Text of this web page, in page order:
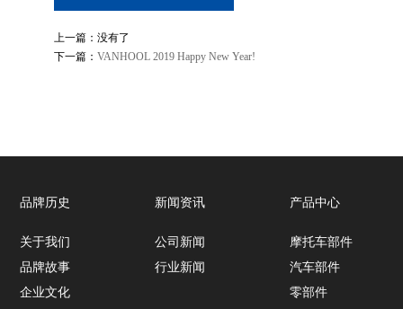
上一篇：没有了
下一篇： VANHOOL 2019 Happy New Year!
品牌历史
关于我们
品牌故事
企业文化
新闻资讯
公司新闻
行业新闻
产品中心
摩托车部件
汽车部件
零部件